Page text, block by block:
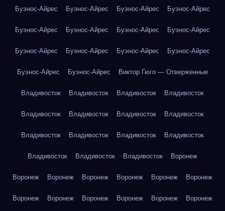
Буэнос-Айрес Буэнос-Айрес Буэнос-Айрес Буэнос-Айрес
Буэнос-Айрес Буэнос-Айрес Буэнос-Айрес Буэнос-Айрес
Буэнос-Айрес Буэнос-Айрес Буэнос-Айрес Буэнос-Айрес
Буэнос-Айрес Буэнос-Айрес Виктор Гюго — Отверженные
Владивосток Владивосток Владивосток Владивосток
Владивосток Владивосток Владивосток Владивосток
Владивосток Владивосток Владивосток Владивосток
Владивосток Владивосток Владивосток Воронеж
Воронеж Воронеж Воронеж Воронеж Воронеж Воронеж
Воронеж Воронеж Воронеж Воронеж Воронеж Воронеж